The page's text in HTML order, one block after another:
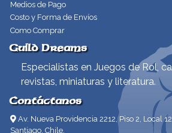
Medios de Pago
Costo y Forma de Envíos
Como Comprar
Guild Dreams
Especialistas en Juegos de Rol,
revistas, miniaturas y literatura.
Contáctanos
Av. Nueva Providencia 2212, Piso 2, Local
Santiago, Chile.